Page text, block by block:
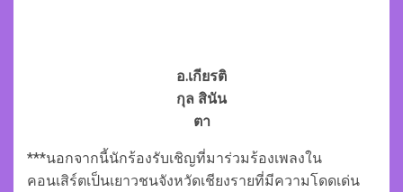
อ.เกียรติ
กุล สินัน
ตา
***นอกจากนี้นักร้องรับเชิญที่มาร่วมร้องเพลงใน
คอนเสิร์ตเป็นเยาวชนจังหวัดเชียงรายที่มีความโดดเด่น